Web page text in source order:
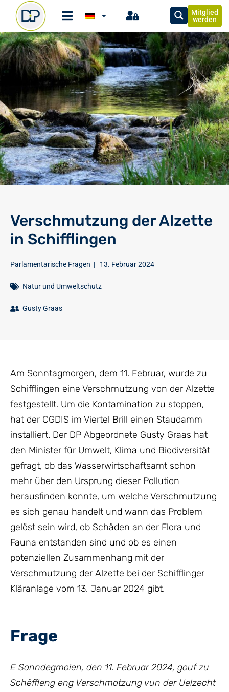
Mitglied
werden
Verschmutzung der Alzette
in Schifflingen
Parlamentarische Fragen | 13. Februar 2024
Natur und Umweltschutz
Gusty Graas
Am Sonntagmorgen, dem 11. Februar, wurde zu
Schifflingen eine Verschmutzung von der Alzette
festgestellt. Um die Kontamination zu stoppen,
hat der CGDIS im Viertel Brill einen Staudamm
installiert. Der DP Abgeordnete Gusty Graas hat
den Minister für Umwelt, Klima und Biodiversität
gefragt, ob das Wasserwirtschaftsamt schon
mehr über den Ursprung dieser Pollution
herausfinden konnte, um welche Verschmutzung
es sich genau handelt und wann das Problem
gelöst sein wird, ob Schäden an der Flora und
Fauna entstanden sind und ob es einen
potenziellen Zusammenhang mit der
Verschmutzung der Alzette bei der Schifflinger
Kläranlage vom 13. Januar 2024 gibt.
Frage
E Sonndegmoien, den 11. Februar 2024, gouf zu
Schëffleng eng Verschmotzung vun der Uelzecht